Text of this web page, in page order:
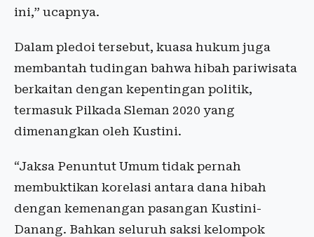
ini,” ucapnya.
Dalam pledoi tersebut, kuasa hukum juga
membantah tudingan bahwa hibah pariwisata
berkaitan dengan kepentingan politik,
termasuk Pilkada Sleman 2020 yang
dimenangkan oleh Kustini.
“Jaksa Penuntut Umum tidak pernah
membuktikan korelasi antara dana hibah
dengan kemenangan pasangan Kustini-
Danang. Bahkan seluruh saksi kelompok